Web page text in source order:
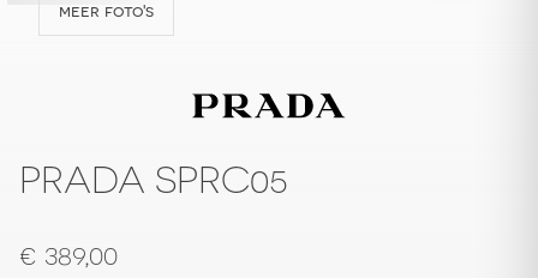
meer foto's
PRADA SPRC05
€ 389,00